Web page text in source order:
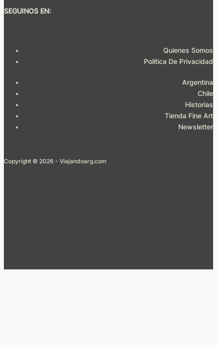
SEGUINOS EN:
Quienes Somos
Política De Privacidad
Argentina
Chile
Historias
Tienda Fine Art
Newsletter
Copyright © 2026 - Viajandoarg.com